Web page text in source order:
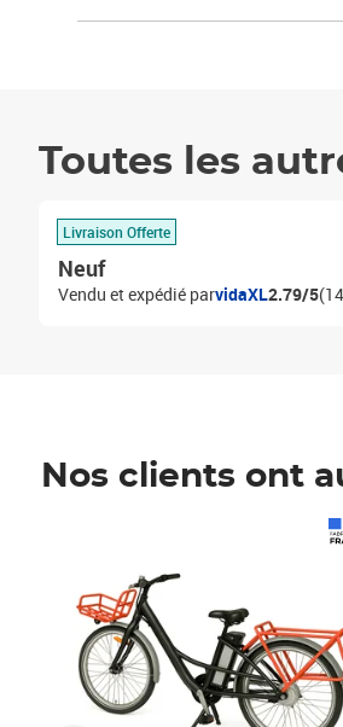
Toutes les
Livraison Offerte
Neuf
Vendu et expédié parvidaXL2.79/5
Nos clients ont